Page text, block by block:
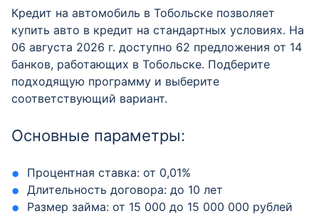
Кредит на автомобиль в Тобольске позволяет
купить авто в кредит на стандартных условиях. На
06 августа 2026 г. доступно 62 предложения от 14
банков, работающих в Тобольске. Подберите
подходящую программу и выберите
соответствующий вариант.
Основные параметры:
Процентная ставка: от 0,01%
Длительность договора: до 10 лет
Размер займа: от 15 000 до 15 000 000 рублей